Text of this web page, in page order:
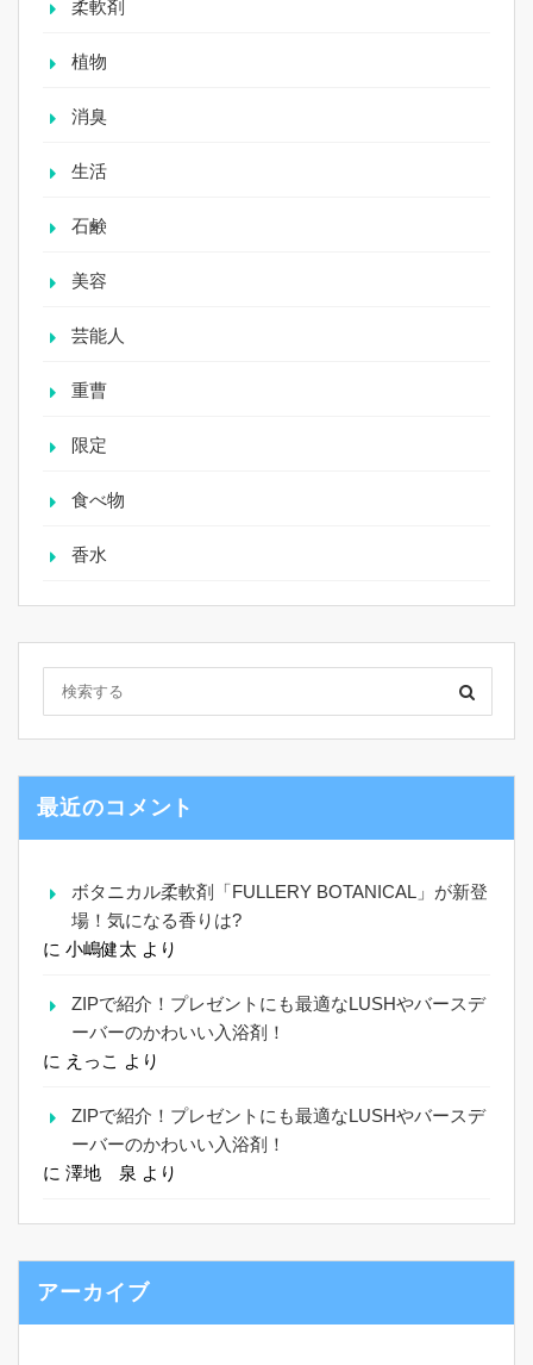
柔軟剤
植物
消臭
生活
石鹸
美容
芸能人
重曹
限定
食べ物
香水
最近のコメント
ボタニカル柔軟剤「FULLERY BOTANICAL」が新登
場！気になる香りは?
に 小嶋健太 より
ZIPで紹介！プレゼントにも最適なLUSHやバースデ
ーバーのかわいい入浴剤！
に えっこ より
ZIPで紹介！プレゼントにも最適なLUSHやバースデ
ーバーのかわいい入浴剤！
に 澤地 泉 より
アーカイブ